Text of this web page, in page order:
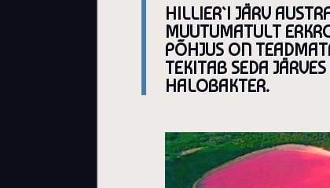
HILLIER`I JÄRV
MUUTUMATULT
PÕHJUS ON
TEKITAB SEDA
HALOBAKTER.